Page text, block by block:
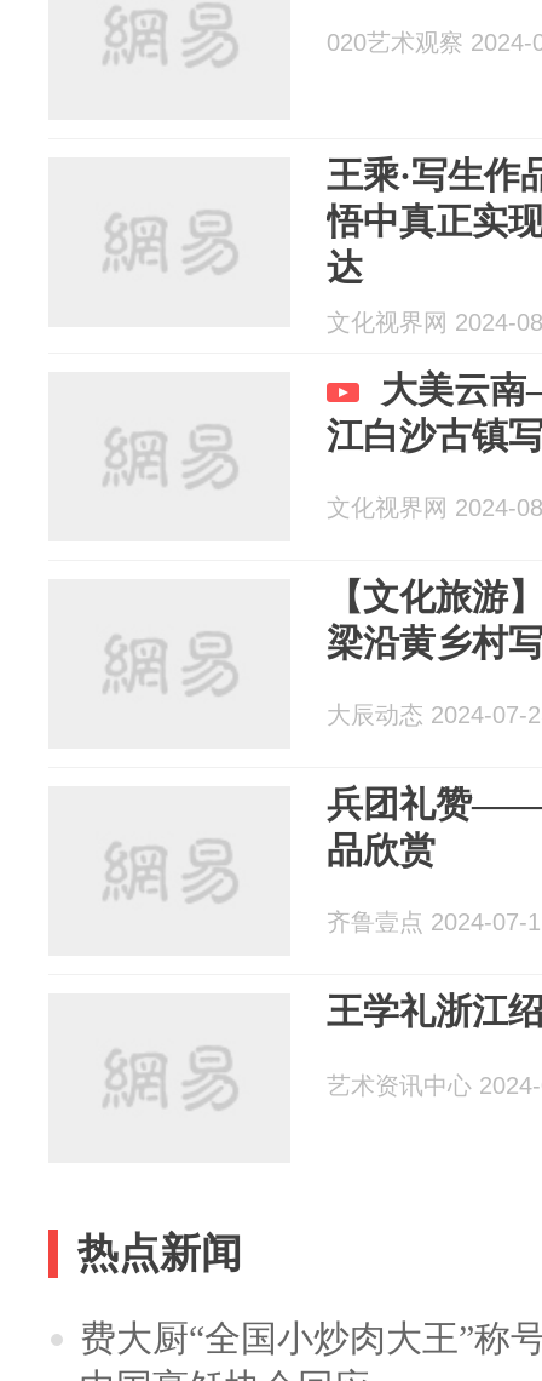
020艺术观察 2024-
王乘·写生作
悟中真正实
达
文化视界网 2024-
大美云
江白沙古镇
文化视界网 2024-
【文化旅游
梁沿黄乡村
大辰动态 2024-07-
兵团礼赞——
品欣赏
齐鲁壹点 2024-07-
王学礼浙江
艺术资讯中心
热点新闻
费大厨“全国小炒肉大王”称